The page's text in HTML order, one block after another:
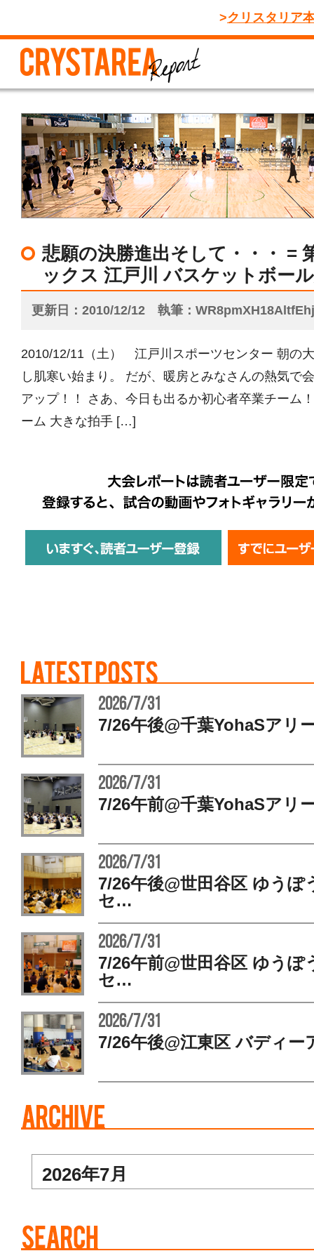
クリスタリア
悲願の決勝進出そして・・・ =
ックス 江戸川 バスケットボー
更新日 2010/12/12 執筆
2010/12/11（土） 江戸川スポーツセンター 朝の
し肌寒い始まり。 だが、暖房とみなさんの熱気で
アップ！！ さあ、今日も出るか初心者卒業チーム
ーム 大きな拍手 […]
2026/7/31
7/26午後@千葉YohaSア
2026/7/31
7/26午前@千葉YohaSア
2026/7/31
7/26午後@世田谷区 ゆうぽ
セ…
2026/7/31
7/26午前@世田谷区 ゆうぽ
セ…
2026/7/31
7/26午後@江東区 バディ